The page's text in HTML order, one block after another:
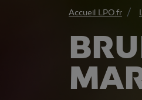
Accueil LPO.fr